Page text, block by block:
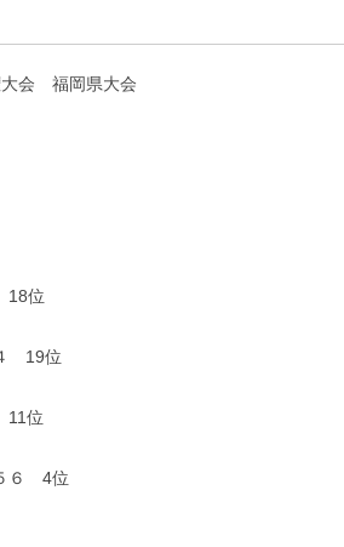
大会 福岡県大会
18位
19位
位
６ 4位